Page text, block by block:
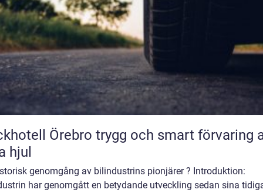
Örebro trygg och smart förvaring av
hjul
genomgång av bilindustrins pionjärer ? Introduktion:
har genomgått en betydande utveckling sedan sina